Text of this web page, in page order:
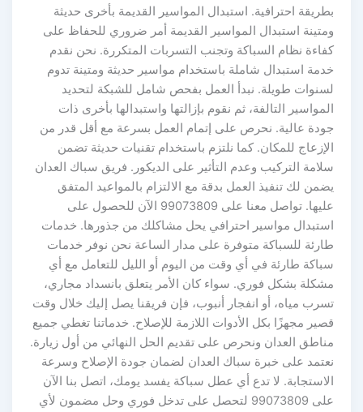
بطريقة احترافية. استبدال المواسير القديمة بأخرى حديثة
ومتينة استبدال المواسير القديمة أمر ضروري للحفاظ على
كفاءة نظام السباكة وتجنب التسربات المتكررة. نحن نقدم
خدمة استبدال شاملة باستخدام مواسير حديثة ومتينة تدوم
لسنوات طويلة. نبدأ العمل بفحص شامل للشبكة لتحديد
المواسير التالفة، ثم نقوم بإزالتها واستبدالها بأخرى ذات
جودة عالية. نحرص على إتمام العمل بسرعة مع أقل قدر من
الإزعاج للمكان. كما نلتزم باستخدام تقنيات حديثة تضمن
سلامة التركيب وعدم التأثير على الديكور. فريق سباك العدان
يضمن لك تنفيذ العمل بدقة مع الالتزام بالمواعيد المتفق
عليها. تواصل معنا على 99073809 الآن للحصول على
استبدال مواسير احترافي يحل مشاكلك من جذورها. خدمات
طارئة للسباكة متوفرة على مدار الساعة نحن نوفر خدمات
سباكة طارئة في أي وقت من اليوم أو الليل للتعامل مع أي
مشكلة بشكل فوري. سواء كان الأمر يتعلق بانسداد مجاري،
تسرب مياه، أو انفجار أنبوب، فإن فريقنا يصل إليك خلال وقت
قصير مجهزًا بكل الأدوات اللازمة للإصلاح. خدماتنا تغطي جميع
مناطق العدان ونحرص على تقديم الحل النهائي من أول زيارة.
نعتمد على خبرة سباك العدان لضمان جودة الإصلاح وسرعة
الاستجابة. لا تدع أي عطل سباكة يفسد يومك، اتصل بنا الآن
على 99073809 لتحصل على تدخل فوري وحل مضمون لأي